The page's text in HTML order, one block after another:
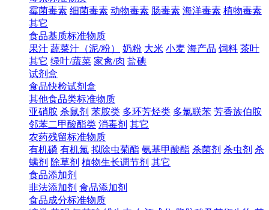
霉菌毒素 细菌毒素 动物毒素 肠毒素 海洋毒素 植物毒素
其它
食品基质标准物质
果汁 蔬菜汁（泥/粉） 奶粉 大米 小麦 海产品 饲料 茶叶
其它 绿叶/蔬菜 家禽/肉 盐碘
试剂盒
食品快检试剂盒
其他食品类标准物质
亚硝胺 杀鼠剂 苯胺类 多环芳烃类 多氯联苯 芳香族伯胺
邻苯二甲酸酯类 消毒剂 其它
农药残留标准物质
有机磷 有机氯 拟除虫菊酯 氨基甲酸酯 杀菌剂 杀虫剂 杀
螨剂 除草剂 植物生长调节剂 其它
食品添加剂
非法添加剂 食品添加剂
食品成分标准物质